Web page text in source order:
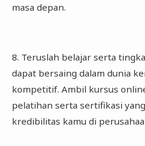
masa depan.
8. Teruslah belajar serta
dapat bersaing dalam dunia
kompetitif. Ambil kursus
pelatihan serta sertifikasi
kredibilitas kamu di